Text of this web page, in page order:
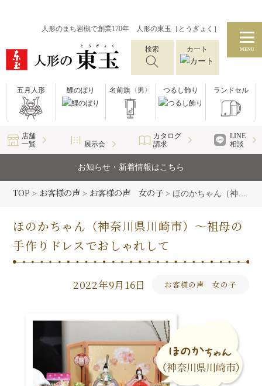
人形のまち岩槻で創業170年 人形の東玉［とうぎょく］
検索 カート MENU
五月人形 鯉のぼり 名前旗〈男〉 つるし飾り ランドセル
店舗
一覧
展示会
カタログ
請求
LINE
相談
お知らせ・新着情報はこちら
TOP > お客様の声 > お客様の声 女の子 >ほのかちゃん（神奈川県川崎市）〜祖母の手作りドレスでおしゃれして
ほのかちゃん（神奈川県川崎市）〜祖母の
手作りドレスでおしゃれして
2022年9月16日 お客様の声 女の子